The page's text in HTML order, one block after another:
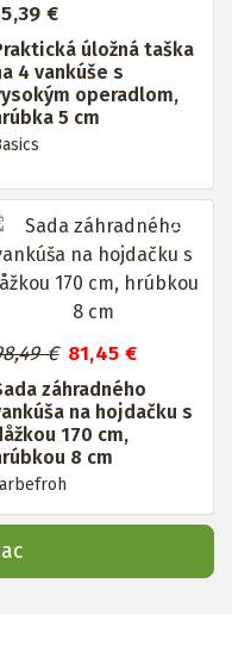
€
úložná taška
4 vankúše s
operadlom,
5 cm
Až do
17%
€ 81,45 €
záhradného
na hojdačku s
170 cm,
8 cm